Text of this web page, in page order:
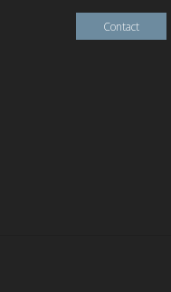
Contact